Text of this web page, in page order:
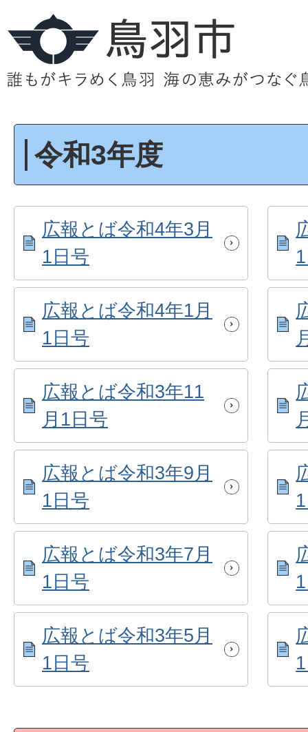
令和3年度
広報とば令和4年3月
1日号
広報とば令和4年1月
1日号
広報とば令和3年11
月1日号
広報とば令和3年9月
1日号
広報とば令和3年7月
1日号
広報とば令和3年5月
1日号